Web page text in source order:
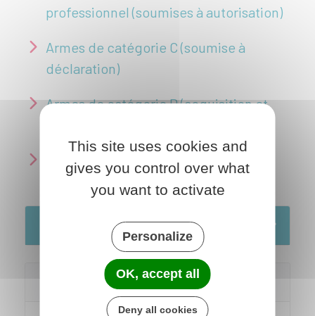
professionnel (soumises à autorisation)
Armes de catégorie C (soumise à
déclaration)
Armes de catégorie D (acquisition et
Voyager en Europe avec une arme :
carte européenne d'armes à feu
Services en ligne et formulaires
This site uses cookies and
gives you control over what
you want to activate
Personalize
OK, accept all
Deny all cookies